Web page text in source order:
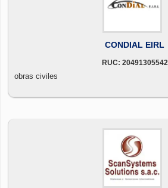
CONDIAL EIRL
RUC: 20491305542
obras civiles